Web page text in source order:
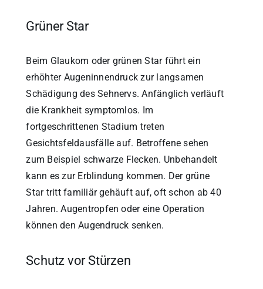
Grüner Star
Beim Glaukom oder grünen Star führt ein
erhöhter Augeninnendruck zur langsamen
Schädigung des Sehnervs. Anfänglich verläuft
die Krankheit symptomlos. Im
fortgeschrittenen Stadium treten
Gesichtsfeldausfälle auf. Betroffene sehen
zum Beispiel schwarze Flecken. Unbehandelt
kann es zur Erblindung kommen. Der grüne
Star tritt familiär gehäuft auf, oft schon ab 40
Jahren. Augentropfen oder eine Operation
können den Augendruck senken.
Schutz vor Stürzen